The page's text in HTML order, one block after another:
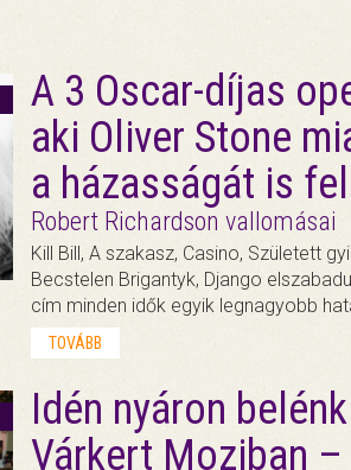
A 3 Oscar-díjas
aki Oliver Stone
a házasságát is
Robert Richardson vallomásai
Kill Bill, A szakasz, Casino, Született
Becstelen Brigantyk, Django
cím minden idők egyik legnagyobb
TOVÁBB
Idén nyáron
Várkert Moziban –